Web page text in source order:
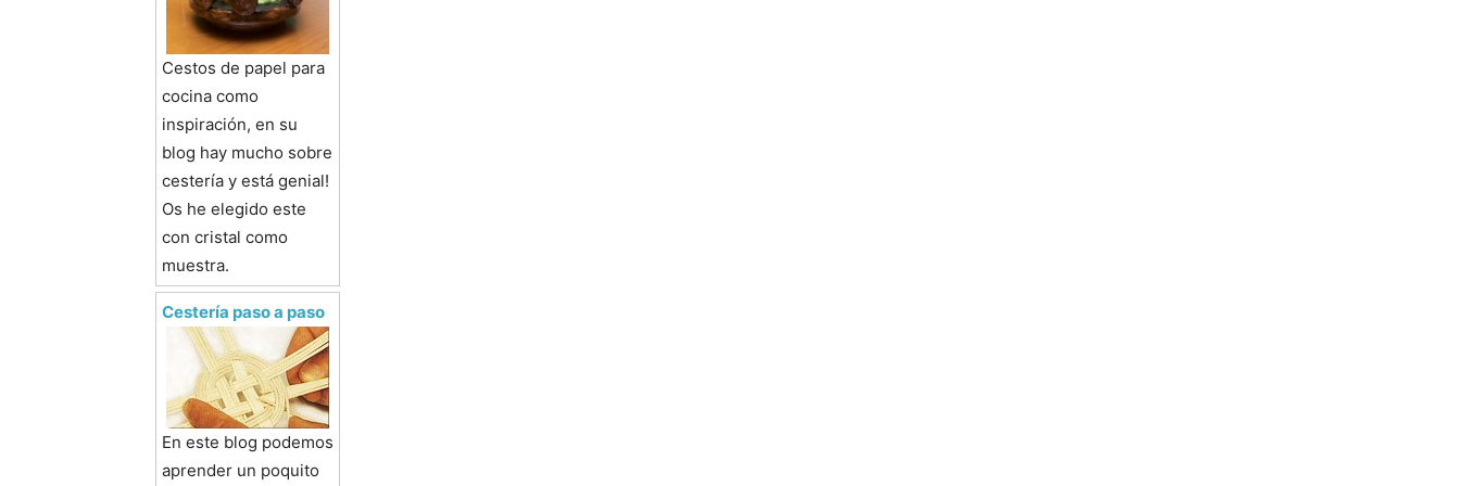
Cestos de papel para
cocina como
inspiración, en su
blog hay mucho sobre
cestería y está genial!
Os he elegido este
con cristal como
muestra.
Cestería paso a paso
En este blog podemos
aprender un poquito